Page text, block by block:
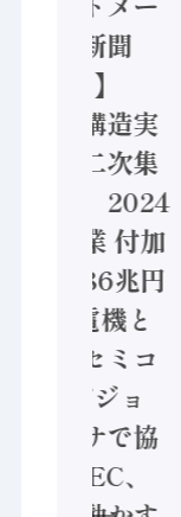
ション新聞
No.455】
「経済構造実
態調査二次集
計結果」2024
年製造業 付加
価値額86兆円
/ 三菱電機と
ソニーセミコ
ン AIビジョ
ンセンサで協
業 / IDEC、